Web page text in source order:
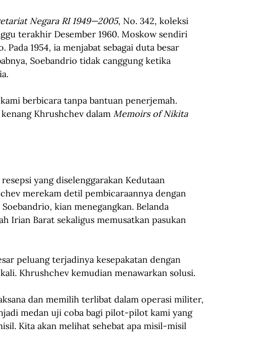
Negara RI 1949—2005, No. 342, koleksi
terakhir Desember 1960. Moskow sendiri
Pada 1954, ia menjabat sebagai duta besar
Soebandrio tidak canggung ketika
berbicara tanpa bantuan penerjemah.
Khrushchev dalam Memoirs of Nikita
yang diselenggarakan Kedutaan
merekam detil pembicaraannya dengan
kian menegangkan. Belanda
Irian Barat sekaligus memusatkan pasukan
peluang terjadinya kesepakatan dengan
Khrushchev kemudian menawarkan solusi.
dan memilih terlibat dalam operasi militer,
medan uji coba bagi pilot-pilot kami yang
Kita akan melihat sehebat apa misil-misil